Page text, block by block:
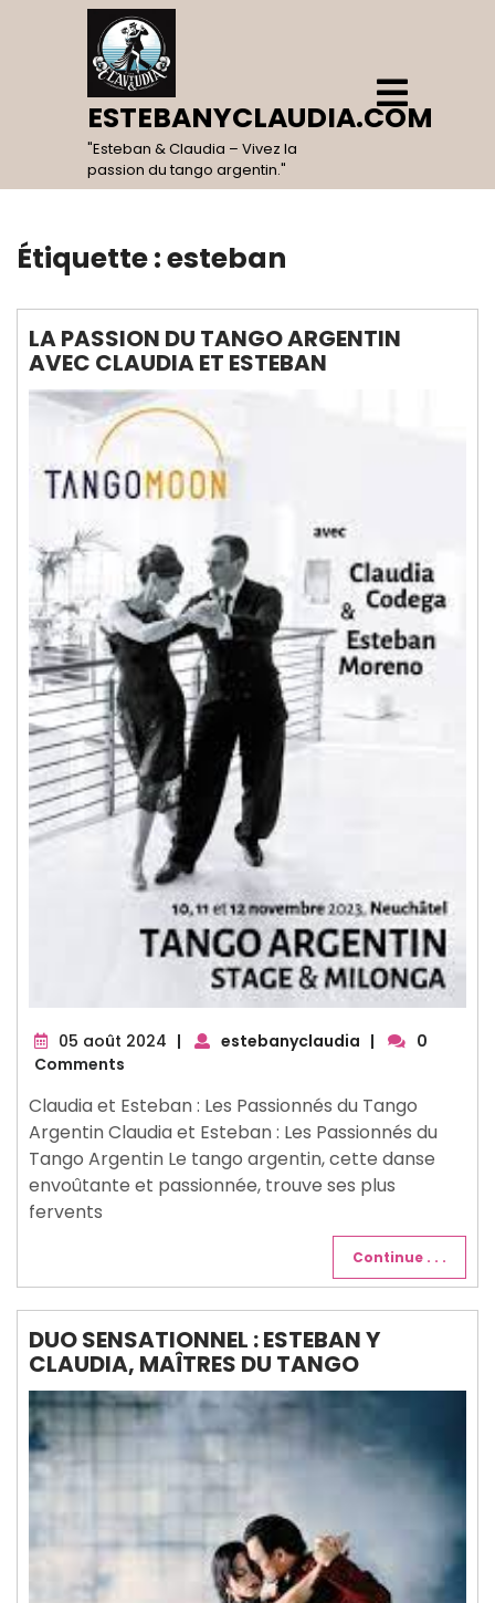
ESTEBANYCLAUDIA.COM
"Esteban & Claudia – Vivez la
passion du tango argentin."
Open
Menu
Étiquette :esteban
LA PASSION DU TANGO ARGENTIN
AVEC CLAUDIA ET ESTEBAN
05 août 2024 05
| estebanyclaudia |
0
Comments
Claudia et Esteban : Les Passionnés du Tango
Argentin Claudia et Esteban : Les Passionnés du
Tango Argentin Le tango argentin, cette danse
envoûtante et passionnée, trouve ses plus
fervents
Continue . . .
DUO SENSATIONNEL : ESTEBAN Y
CLAUDIA, MAÎTRES DU TANGO